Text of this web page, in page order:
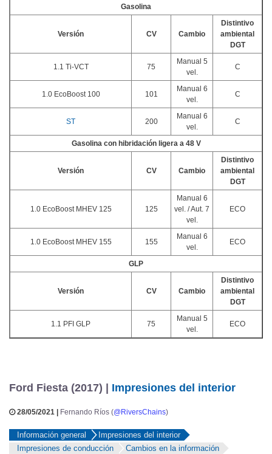
Gasolina
Distintivo
ambiental
DGT
Manual 5
vel.
Manual 6
vel.
Manual 6
vel.
Gasolina con hibridación ligera a 48 V
Distintivo
ambiental
DGT
Manual 6
vel. / Aut. 7
vel.
Manual 6
vel.
GLP
Distintivo
ambiental
DGT
Manual 5
vel.
Ford Fiesta (2017) | Impresiones del interior
Información general
Impresiones del interior